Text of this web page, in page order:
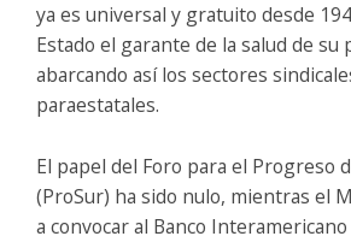
ya es universal y gratuito desde
Estado el garante de la salud de su
abarcando así los sectores
paraestatales.
El papel del Foro para el Progreso
(ProSur) ha sido nulo, mientras el
a convocar al Banco